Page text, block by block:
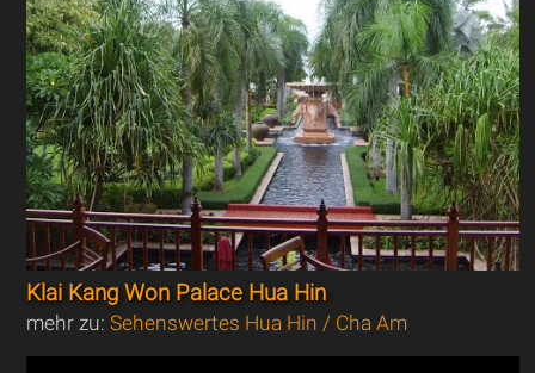
Klai Kang Won Palace Hua Hin
mehr zu:Sehenswertes Hua Hin / Cha Am